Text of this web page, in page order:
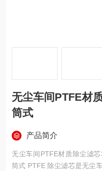
无尘车间PTFE材
筒式
产品简介
无尘车间PTFE材质除尘滤
筒式 PTFE 除尘滤芯是无尘